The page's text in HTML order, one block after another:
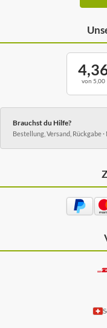
von 5,00
Brauchst du Hilfe?
Bestellung, Versand, Rückgabe ·